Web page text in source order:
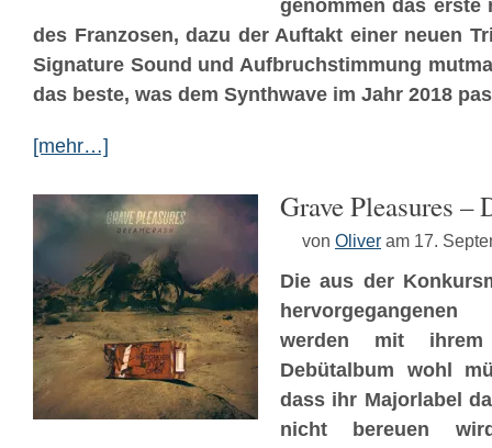
genommen das erste
des Franzosen, dazu der Auftakt einer neuen
Signature Sound und Aufbruchstimmung
das beste, was dem Synthwave im Jahr 2018
[mehr…]
Grave Pleasures –
von Oliver am 17.
Die aus der
werden mit ihrem
Debütalbum wohl
dass ihr Majorlabel
nicht bereuen